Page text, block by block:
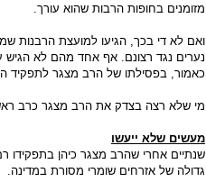
מזומנים בחופות הרבות שהוא עורך.
ואם לא די בכך, הגיעו למועצת הרבנות
נערים נגד רצונם. אף אחד מהם לא
כאמור, בפסילתו של הרב מצגר לתפקיד
מי שלא רצה בצדק את הרב מצגר כרב
מעשים שלא ייעשו
שנתיים אחרי שהרב מצגר כיהן בתפקידו
גדולה של אזרחים שומרי מסורת במדינה.